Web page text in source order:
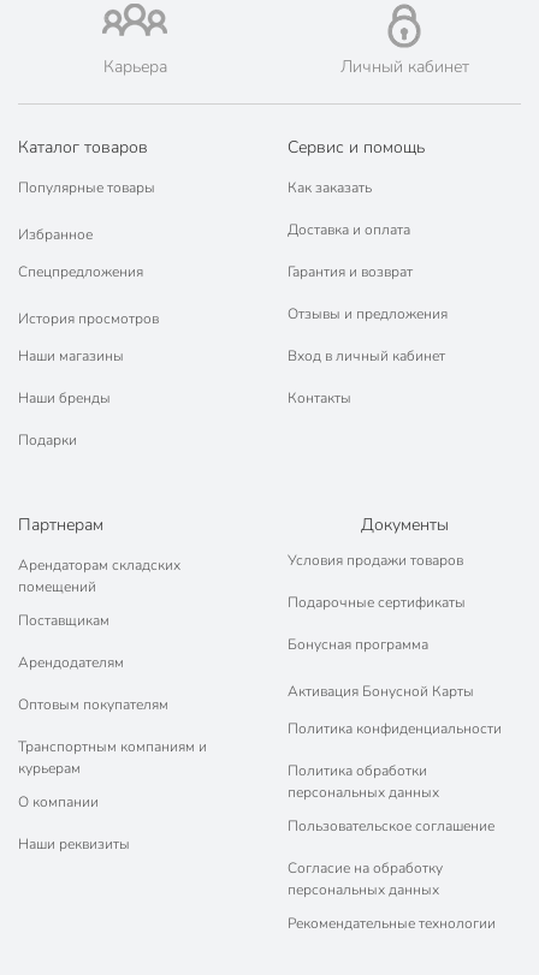
черный
Назначение
для дачи и сада
для кафе
Особенности
для любой погоды
Комплектация
сиденьем
Покрытие
без покрытия
не
водонепроницаемые
Артикул производителя
Модель
Тиба
Вес в упаковке
33.01 кг
Габариты упаковки
111 x 70 x 82 см
Карьера Личный кабинет
Каталог товаров
Популярные товары
Избранное
Спецпредложения
История просмотров
Наши магазины
Наши бренды
Подарки
Сервис и помощь
Как заказать
Доставка и оплата
Гарантия и возврат
Отзывы и предложения
Вход в личный кабинет
Контакты
Партнерам
Арендаторам складских
помещений
Поставщикам
Арендодателям
Оптовым покупателям
Транспортным компаниям и
курьерам
О компании
Наши реквизиты
Документы
Условия продажи товаров
Подарочные сертификаты
Бонусная программа
Активация Бонусной Карты
Политика конфиденциальности
Политика обработки
персональных данных
Пользовательское соглашение
Согласие на обработку
персональных данных
Рекомендательные технологии